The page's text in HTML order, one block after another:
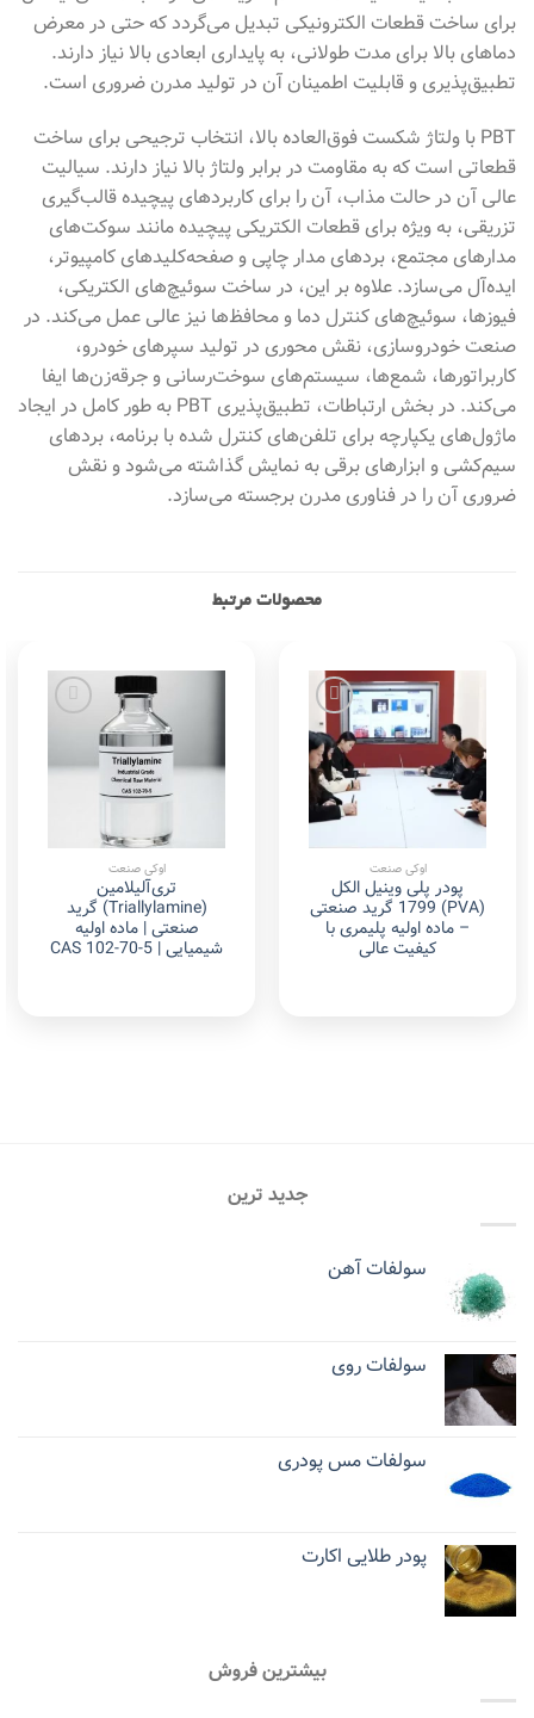
برای ساخت قطعات الکترونیکی تبدیل می‌گردد که حتی در معرض
دماهای بالا برای مدت طولانی، به پایداری ابعادی بالا نیاز دارند.
تطبیق‌پذیری و قابلیت اطمینان آن در تولید مدرن ضروری است.
PBT با ولتاژ شکست فوق‌العاده بالا، انتخاب ترجیحی برای ساخت
قطعاتی است که به مقاومت در برابر ولتاژ بالا نیاز دارند. سیالیت
عالی آن در حالت مذاب، آن را برای کاربردهای پیچیده قالب‌گیری
تزریقی، به ویژه برای قطعات الکتریکی پیچیده مانند سوکت‌های
مدارهای مجتمع، بردهای مدار چاپی و صفحه‌کلیدهای کامپیوتر،
ایده‌آل می‌سازد. علاوه بر این، در ساخت سوئیچ‌های الکتریکی،
فیوزها، سوئیچ‌های کنترل دما و محافظ‌ها نیز عالی عمل می‌کند. در
صنعت خودروسازی، نقش محوری در تولید سپرهای خودرو،
کاربراتورها، شمع‌ها، سیستم‌های سوخت‌رسانی و جرقه‌زن‌ها ایفا
می‌کند. در بخش ارتباطات، تطبیق‌پذیری PBT به طور کامل در ایجاد
ماژول‌های یکپارچه برای تلفن‌های کنترل شده با برنامه، بردهای
سیم‌کشی و ابزارهای برقی به نمایش گذاشته می‌شود و نقش
ضروری آن را در فناوری مدرن برجسته می‌سازد.
محصولات مرتبط
Add to
wishlist
اوکی صنعت
پودر پلی وینیل الکل
(PVA) 1799 گرید صنعتی
– ماده اولیه پلیمری با
کیفیت عالی
اوکی صنعت
تری‌آلیلامین
(Triallylamine) گرید
صنعتی | ماده اولیه
شیمیایی | CAS 102-70-5
جدید ترین
سولفات آهن
سولفات روی
سولفات مس پودری
پودر طلایی اکارت
بیشترین فروش